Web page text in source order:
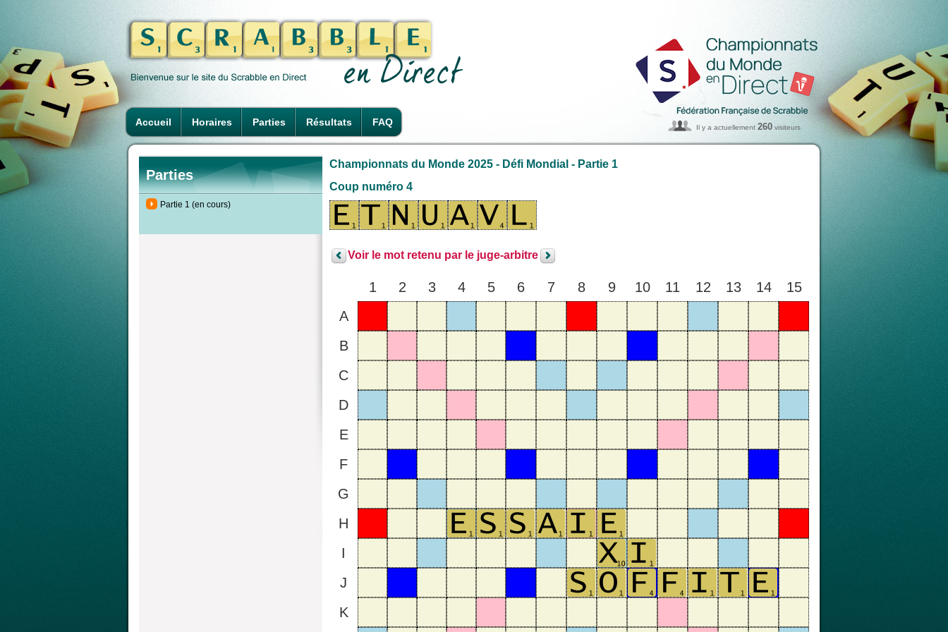
Accueil Horaires Parties Résultats FAQ Il y a actuellement 260 visiteurs
Parties
Partie 1 (en cours)
Championnats du Monde 2025 - Défi Mondial - Partie 1
Coup numéro 4
Voir le mot retenu par le juge-arbitre
1 2 3 4 5 6 7 8 9 10 11 12 13 14
15
A
B
C
D
E
F
G
H
I
J
K